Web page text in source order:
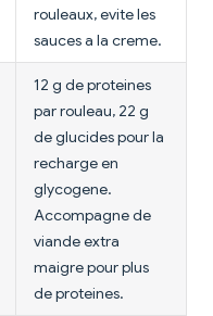
rouleaux, evite les
sauces a la creme.
12 g de proteines
par rouleau, 22 g
de glucides pour la
recharge en
glycogene.
Accompagne de
viande extra
maigre pour plus
de proteines.